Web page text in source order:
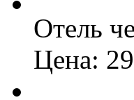
Отель
Цена: